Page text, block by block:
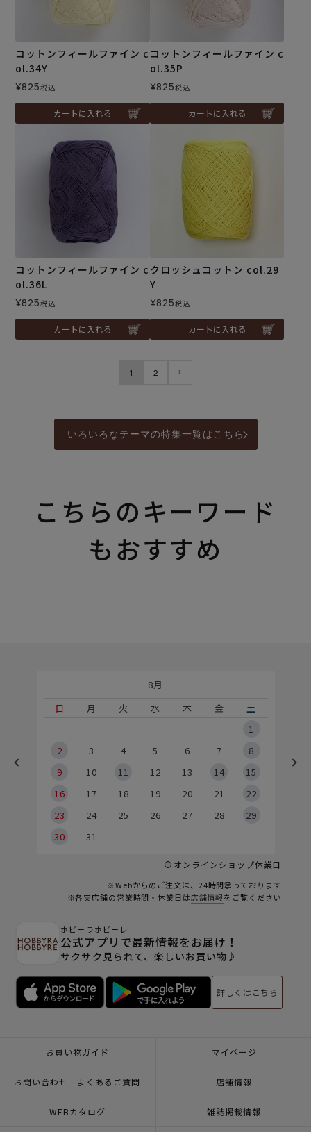
コットンフィールファイン c
ol.34Y
¥825税込
カートに入れる
コットンフィールファイン c
ol.35P
¥825税込
カートに入れる
コットンフィールファイン c
ol.36L
¥825税込
カートに入れる
クロッシュコットン col.29
Y
¥825税込
カートに入れる
1 2
いろいろなテーマの特集一覧はこちら
こちらのキーワード
もおすすめ
8月
日
月 火 水 木 金
土
1
2
3 4 5 6 7
8
9
10 11 12 13 14
15
16
17 18 19 20 21
22
23
24 25 26 27 28
29
30
31
オンラインショップ休業日
※Webからのご注文は、24時間承っております
※各実店舗の営業時間・休業日は店舗情報をご覧ください
ホビーラホビーレ
公式アプリで最新情報をお届け！
サクサク見られて、楽しいお買い物♪
詳しくはこちら
お買い物ガイド マイページ
お問い合わせ - よくあるご質問 店舗情報
WEBカタログ 雑誌掲載情報